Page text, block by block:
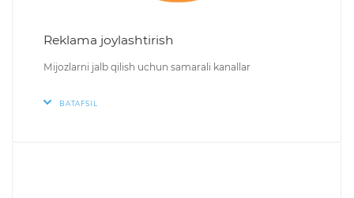
Reklama joylashtirish
Mijozlarni jalb qilish uchun samarali kanallar
BATAFSIL